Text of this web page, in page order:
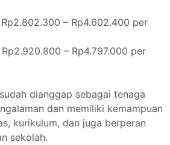
– Rp4.602.400 per
– Rp4.797.000 per
dianggap sebagai tenaga
dan memiliki kemampuan
kurikulum, dan juga berperan
sekolah.